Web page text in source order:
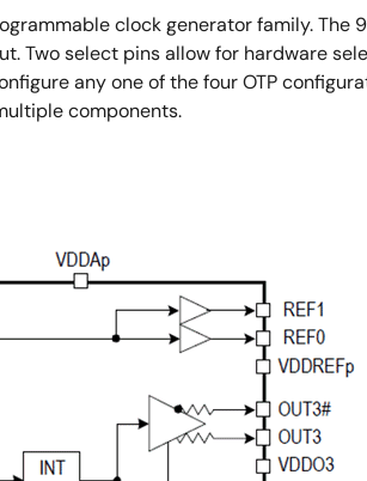
clock generator family.
Two select pins allow for hardware
any one of the four OTP
components.